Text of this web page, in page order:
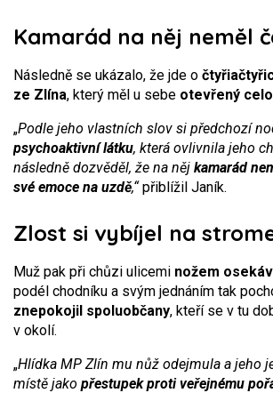
Kamarád na něj neměl
Následně se ukázalo, že jde o
ze Zlína, který měl u sebe otevřený
„Podle jeho vlastních slov si předchozí
psychoaktivní látku, která ovlivnila jeho
následně dozvěděl, že na něj kamarád
své emoce na uzdě,“přiblížil Janík.
Zlost si vybíjel na
Muž pak při chůzi ulicemi nožem
podél chodníku a svým jednáním tak
znepokojil spoluobčany, kteří se v tu
v okolí.
„Hlídka MP Zlín mu nůž odejmula a jeho
místě jako přestupek proti veřejnému